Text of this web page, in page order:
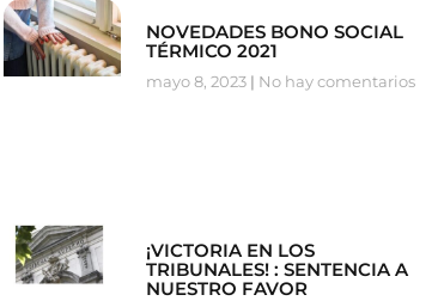
NOVEDADES BONO SOCIAL
TÉRMICO 2021
mayo 8, 2023 No hay comentarios
¡VICTORIA EN LOS
TRIBUNALES! : SENTENCIA A
NUESTRO FAVOR